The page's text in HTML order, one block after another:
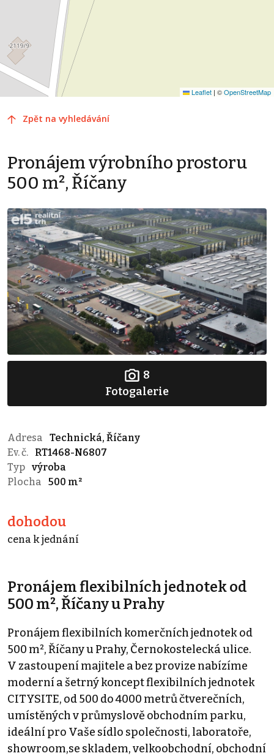
Leaflet | ©OpenStreetMap
Zpět na vyhledávání
Pronájem výrobního prostoru
500 m², Říčany
8
Fotogalerie
Adresa
Technická, Říčany
Ev. č.
RT1468-N6807
Typ výroba
Plocha
500 m²
dohodou
cena k jednání
Pronájem flexibilních jednotek od
500 m², Říčany u Prahy
Pronájem flexibilních komerčních jednotek od
500 m², Říčany u Prahy, Černokostelecká ulice.
V zastoupení majitele a bez provize nabízíme
moderní a šetrný koncept flexibilních jednotek
CITYSITE, od 500 do 4000 metrů čtverečních,
umístěných v průmyslově obchodním parku,
ideální pro Vaše sídlo společnosti, laboratoře,
showroom,se skladem, velkoobchodní, obchodní